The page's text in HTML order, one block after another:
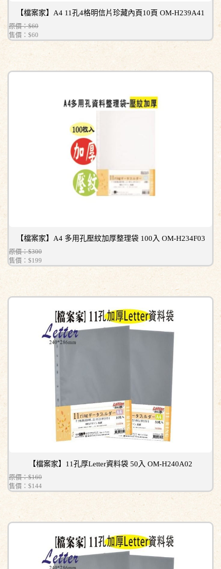
【檔案家】A4 11孔4格明信片珍藏內頁10頁 OM-H239A41
原價：$60
售價： $60
【檔案家】A4 多用孔壓紋加厚整理袋 100入 OM-H234F03
原價：$300
售價： $199
【檔案家】11孔厚Letter資料袋 50入 OM-H240A02
原價：$160
售價： $144